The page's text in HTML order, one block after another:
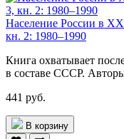
Население России в ХХ
кн. 2: 1980–1990
Книга охватывает
в составе СССР.
441 руб.
В корзину